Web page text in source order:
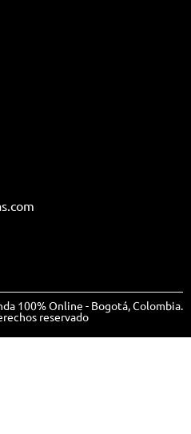
100% Online - Bogotá, Colombia.
reservado